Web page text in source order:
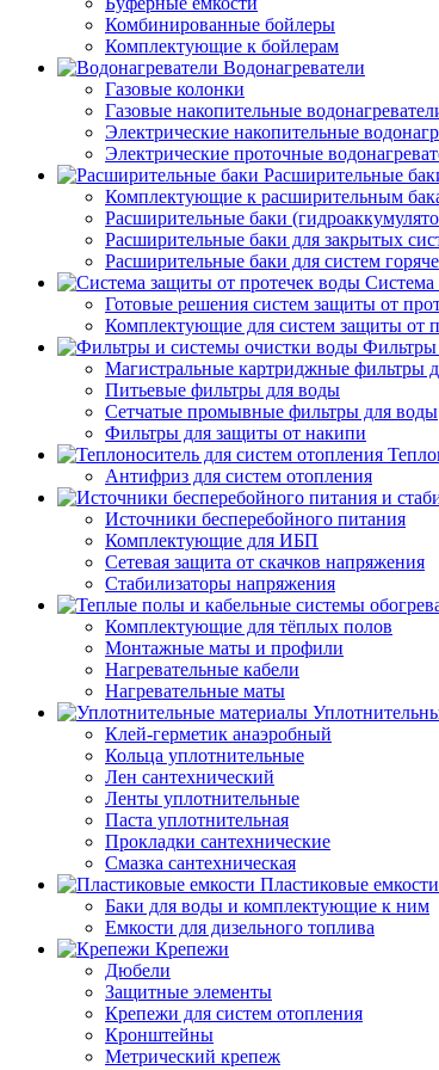
Комбинированные бойлеры
Комплектующие к бойлерам
Водонагреватели
Газовые колонки
Газовые накопительные
Электрические накопительные
Электрические проточные
Расширительные
Комплектующие к расширительным
Расширительные баки
Расширительные баки для закрытых
Расширительные баки для систем
Система
Готовые решения систем защиты от
Комплектующие для систем защиты от
Фильтры
Магистральные картриджные фильтры
Питьевые фильтры для воды
Сетчатые промывные фильтры для воды
Фильтры для защиты от накипи
Антифриз для систем отопления
Источники бесперебойного питания
Комплектующие для ИБП
Сетевая защита от скачков напряжения
Стабилизаторы напряжения
Комплектующие для тёплых полов
Монтажные маты и профили
Нагревательные кабели
Нагревательные маты
Клей-герметик анаэробный
Кольца уплотнительные
Лен сантехнический
Ленты уплотнительные
Паста уплотнительная
Прокладки сантехнические
Смазка сантехническая
Пластиковые емкости
Баки для воды и комплектующие к ним
Емкости для дизельного топлива
Крепежи
Дюбели
Защитные элементы
Крепежи для систем отопления
Кронштейны
Метрический крепеж